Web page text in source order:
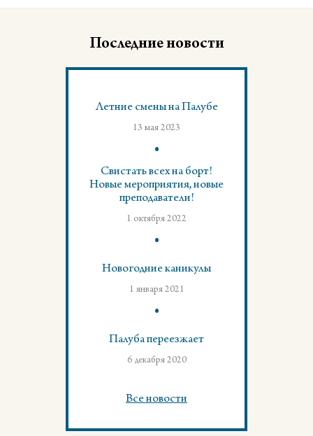
Последние новости
Летние смены на Палубе
13 мая 2023
Свистать всех на борт!
Новые мероприятия, новые
преподаватели!
1 октября 2022
Новогодние каникулы
1 января 2021
Палуба переезжает
6 декабря 2020
Все новости